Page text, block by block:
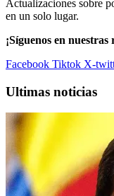
Actualizaciones sobre
en un solo lugar.
¡Síguenos en
Facebook Tiktok X-
Ultimas noticias